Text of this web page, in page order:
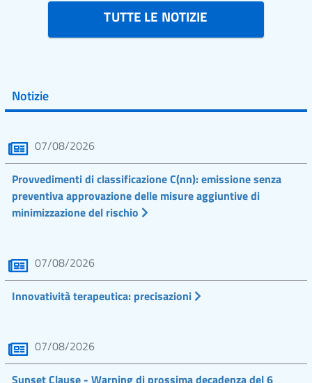
TUTTE LE NOTIZIE
Notizie
07/08/2026
Provvedimenti di classificazione C(nn): emissione senza
preventiva approvazione delle misure aggiuntive di
minimizzazione del rischio
07/08/2026
Innovatività terapeutica: precisazioni
07/08/2026